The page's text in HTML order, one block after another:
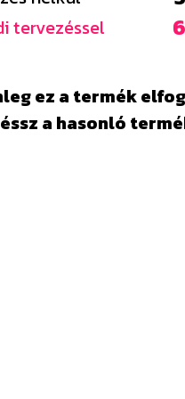
tervezéssel
ez a termék
a hasonló